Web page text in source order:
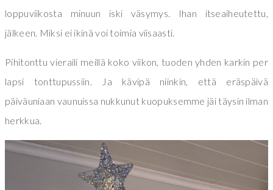
loppuviikosta minuun iski väsymys. Ihan itseaiheutettu,
jälkeen. Miksi ei ikinä voi toimia viisaasti.
Pihitonttu vieraili meillä koko viikon, tuoden yhden karkin per
lapsi tonttupussiin. Ja kävipä niinkin, että eräspäivä
päiväuniaan vaunuissa nukkunut kuopuksemme jäi täysin ilman
herkkua.